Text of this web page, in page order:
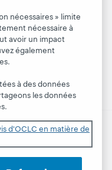
d’OCLC, Inc. et de ses
nécessaires » limite
nécessaire à
avoir un impact
également
à des données
les données
d'OCLC en matière de